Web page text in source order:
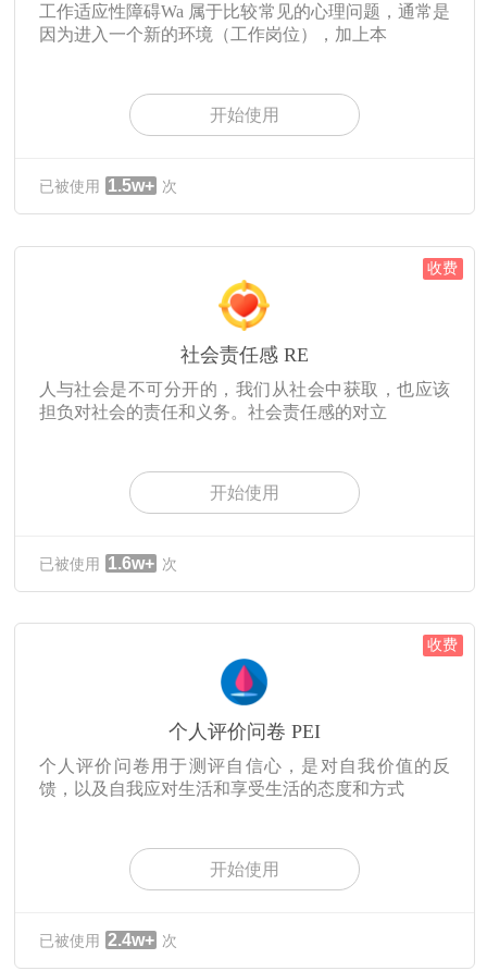
工作适应性障碍Wa 属于比较常见的心理问题，通常是
因为进入一个新的环境（工作岗位），加上本
开始使用
已被使用 1.5w+ 次
收费
社会责任感 RE
人与社会是不可分开的，我们从社会中获取，也应该
担负对社会的责任和义务。社会责任感的对立
开始使用
已被使用 1.6w+ 次
收费
个人评价问卷 PEI
个人评价问卷用于测评自信心，是对自我价值的反
馈，以及自我应对生活和享受生活的态度和方式
开始使用
已被使用 2.4w+ 次